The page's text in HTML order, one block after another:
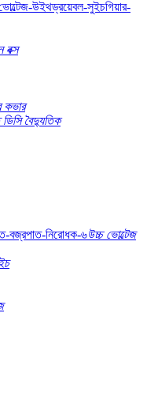
বক্স
কভার
বৈদ্যুতিক
উচ্চ ভোল্টেজ